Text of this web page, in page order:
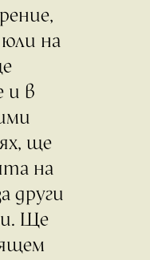
на
и в
ще
на
други
Ще